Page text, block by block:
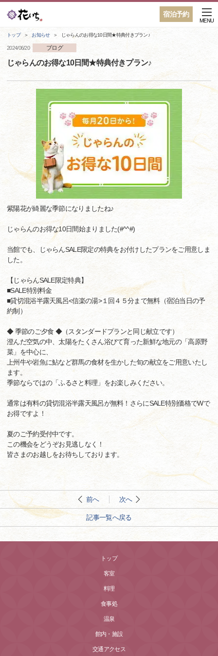
宿泊予約
MENU
トップ お知らせ じゃらんのお得な10日間★特典付きプラン♪
2024/06/20 ブログ
じゃらんのお得な10日間★特典付きプラン♪
紫陽花が綺麗な季節になりましたね♪
じゃらんのお得な10日間始まりました(#^^#)
当館でも、じゃらんSALE限定の特典をお付けしたプランをご用意しま
した。
【じゃらんSALE限定特典】
■SALE特別料金
■貸切混浴半露天風呂<信楽の湯>１回４５分まで無料（宿泊当日の予
約制）
◆ 季節のご夕食 ◆（スタンダードプランと同じ献立です）
澄んだ空気の中、太陽をたくさん浴びて育った新鮮な地元の「高原野
菜」を中心に、
上州牛や岩魚に鮎など群馬の食材を生かした旬の献立をご用意いたし
ます。
季節ならではの「ふるさと料理」をお楽しみください。
通常は有料の貸切混浴半露天風呂が無料！さらにSALE特別価格でWで
お得ですよ！
夏のご予約受付中です。
この機会をどうぞお見逃しなく！
皆さまのお越しをお待ちしております。
前へ 次へ
記事一覧へ戻る
トップ
客室
料理
食事処
温泉
館内・施設
交通アクセス